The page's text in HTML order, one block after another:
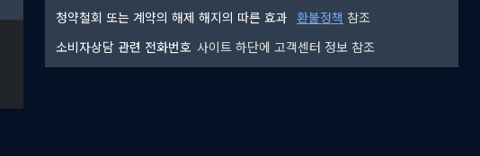
청약철회 또는 계약의 해제 해지의 따른 효과 환불정책 참조
소비자상담 관련 전화번호 사이트 하단에 고객센터 정보 참조